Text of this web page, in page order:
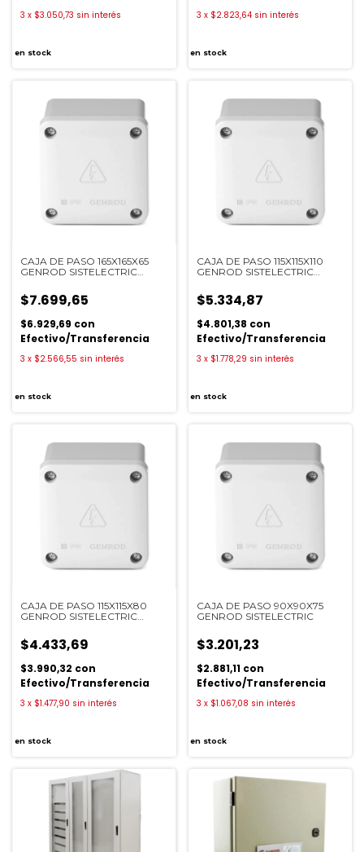
3 x $3.050,73 sin interés
en stock
3 x $2.823,64 sin interés
en stock
CAJA DE PASO 165X165X65
GENROD SISTELECTRIC
$7.699,65
$6.929,69 con
Efectivo/Transferencia
3 x $2.566,55 sin interés
en stock
CAJA DE PASO 115X115X110
GENROD SISTELECTRIC
$5.334,87
$4.801,38 con
Efectivo/Transferencia
3 x $1.778,29 sin interés
en stock
CAJA DE PASO 115X115X80
GENROD SISTELECTRIC
$4.433,69
$3.990,32 con
Efectivo/Transferencia
3 x $1.477,90 sin interés
en stock
CAJA DE PASO 90X90X75
GENROD SISTELECTRIC
$3.201,23
$2.881,11 con
Efectivo/Transferencia
3 x $1.067,08 sin interés
en stock